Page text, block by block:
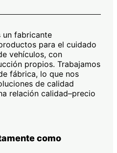
un fabricante
para el cuidado
vehículos, con
propios. Trabajamos
fábrica, lo que nos
de calidad
relación calidad–precio
como